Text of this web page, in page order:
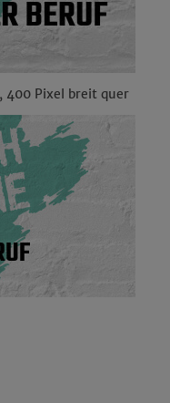
400 Pixel breit quer